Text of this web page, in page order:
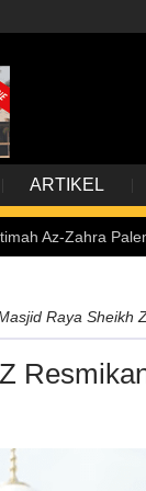
ARTIKEL
Palembang,
Raya Sheikh